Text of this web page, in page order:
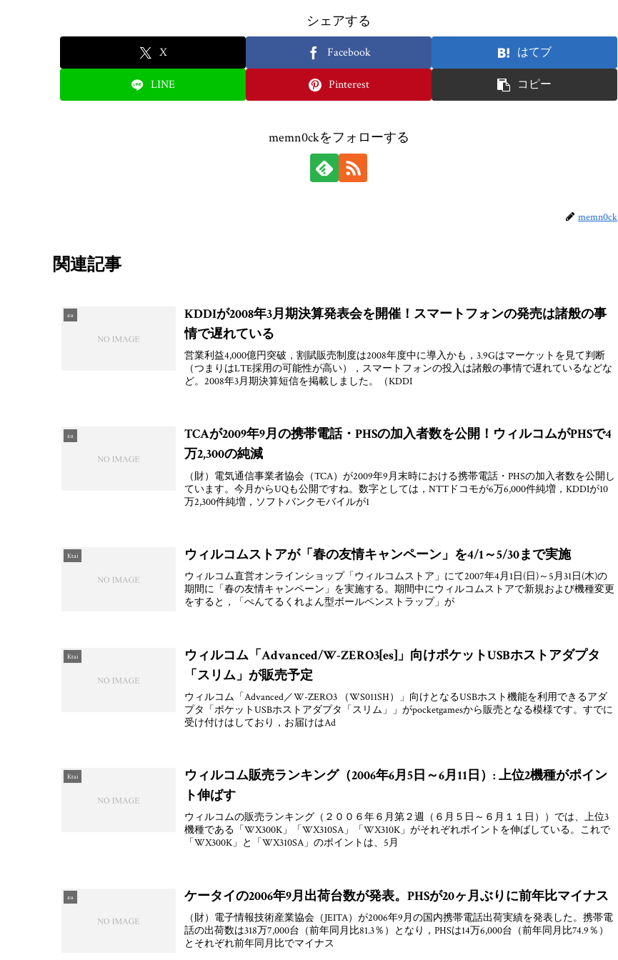
シェアする
X Facebook はてブ
LINE Pinterest コピー
memn0ckをフォローする
memn0ck
関連記事
au
KDDIが2008年3月期決算発表会を開催！スマートフォンの発売は諸般の事
情で遅れている
営業利益4,000億円突破，割賦販売制度は2008年度中に導入かも，3.9Gはマーケットを見て判断
（つまりはLTE採用の可能性が高い），スマートフォンの投入は諸般の事情で遅れているなどな
ど。2008年3月期決算短信を掲載しました。（KDDI
au
TCAが2009年9月の携帯電話・PHSの加入者数を公開！ウィルコムがPHSで4
万2,300の純減
（財）電気通信事業者協会（TCA）が2009年9月末時における携帯電話・PHSの加入者数を公開し
ています。今月からUQも公開ですね。数字としては，NTTドコモが6万6,000件純増，KDDIが10
万2,300件純増，ソフトバンクモバイルが1
Ktai ウィルコムストアが「春の友情キャンペーン」を4/1～5/30まで実施
ウィルコム直営オンラインショップ「ウィルコムストア」にて2007年4月1日(日)～5月31日(木)の
期間に「春の友情キャンペーン」を実施する。期間中にウィルコムストアで新規および機種変更
をすると，「ぺんてるくれよん型ボールペンストラップ」が
Ktai
ウィルコム「Advanced/W-ZERO3[es]」向けポケットUSBホストアダプタ
「スリム」が販売予定
ウィルコム「Advanced／W-ZERO3 （WS011SH）」向けとなるUSBホスト機能を利用できるアダ
プタ「ポケットUSBホストアダプタ「スリム」」がpocketgamesから販売となる模様です。すでに
受け付けはしており，お届けはAd
Ktai
ウィルコム販売ランキング（2006年6月5日～6月11日）: 上位2機種がポイン
ト伸ばす
ウィルコムの販売ランキング（２００６年６月第２週（６月５日～６月１１日））では、上位3
機種である「WX300K」「WX310SA」「WX310K」がそれぞれポイントを伸ばしている。これで
「WX300K」と「WX310SA」のポイントは、5月
au ケータイの2006年9月出荷台数が発表。PHSが20ヶ月ぶりに前年比マイナス
（財）電子情報技術産業協会（JEITA）が2006年9月の国内携帯電話出荷実績を発表した。携帯電
話の出荷数は318万7,000台（前年同月比81.3％）となり，PHSは14万6,000台（前年同月比74.9％）
とそれぞれ前年同月比でマイナス